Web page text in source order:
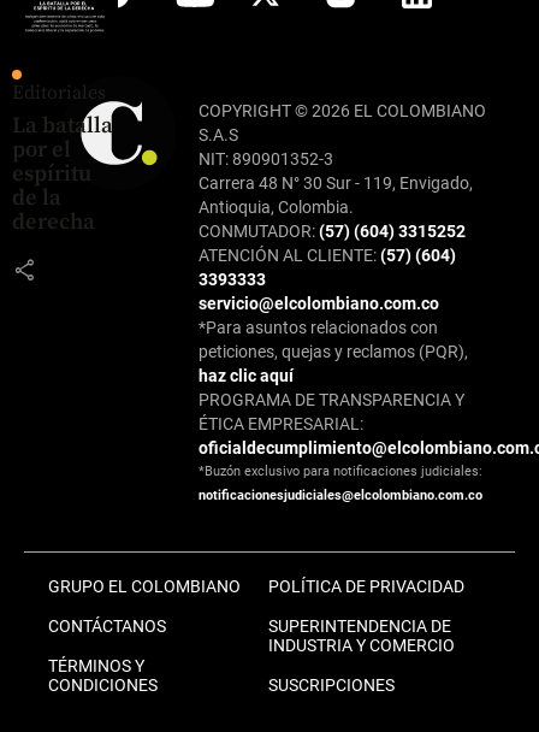
Editoriales
La batalla
por el
espíritu
de la
derecha
share
COPYRIGHT © 2026 EL COLOMBIANO
S.A.S
NIT: 890901352-3
Carrera 48 N° 30 Sur - 119, Envigado,
Antioquia, Colombia.
CONMUTADOR:(57) (604) 3315252
ATENCIÓN AL CLIENTE:(57) (604)
3393333
servicio@elcolombiano.com.co
*Para asuntos relacionados con
peticiones, quejas y reclamos (PQR),
haz clic aquí
PROGRAMA DE TRANSPARENCIA Y
ÉTICA EMPRESARIAL:
*Buzón exclusivo para notificaciones judiciales:
notificacionesjudiciales@elcolombiano.com.co
GRUPO EL COLOMBIANO
CONTÁCTANOS
TÉRMINOS Y
CONDICIONES
POLÍTICA DE PRIVACIDAD
SUPERINTENDENCIA DE
INDUSTRIA Y COMERCIO
SUSCRIPCIONES